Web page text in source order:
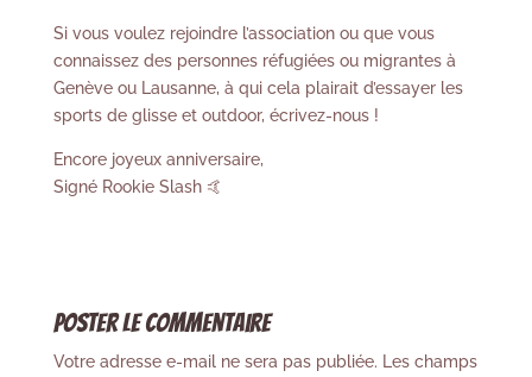
Si vous voulez rejoindre l’association ou que vous
connaissez des personnes réfugiées ou migrantes à
Genève ou Lausanne, à qui cela plairait d’essayer les
sports de glisse et outdoor, écrivez-nous !
Encore joyeux anniversaire,
Signé Rookie Slash 🤙
Poster le commentaire
Votre adresse e-mail ne sera pas publiée.
Les champs